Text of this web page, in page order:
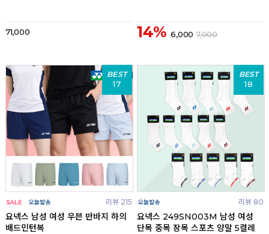
71,000 14% 6,000 7,000
BEST
17
리뷰 215
요넥스 남성 여성 우븐 반바지 하의
배드민턴복
BEST
18
리뷰 80
요넥스 249SN003M 남성 여성
단목 중목 장목 스포츠 양말 5켤레